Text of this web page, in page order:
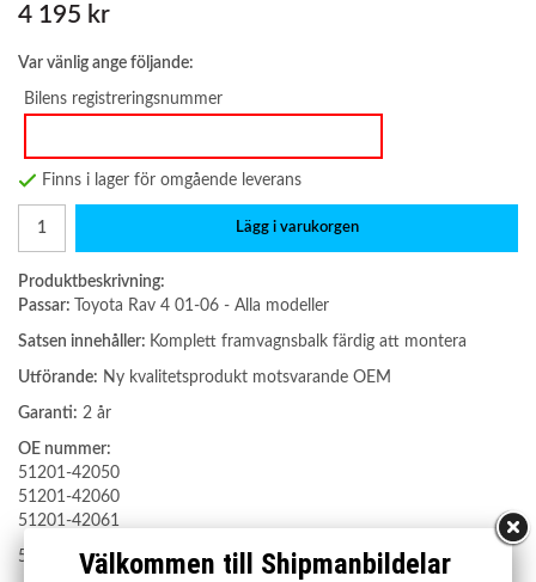
4 195 kr
Var vänlig ange följande:
Bilens registreringsnummer
Finns i lager för omgående leverans
Lägg i varukorgen
Produktbeskrivning:
Passar:
Toyota Rav 4 01-06 - Alla modeller
Satsen innehåller: Komplett framvagnsbalk färdig att montera
Utförande: Ny kvalitetsprodukt motsvarande OEM
Garanti: 2 år
OE nummer:
51201-42050
51201-42060
51201-42061
5120142050Välkommen till Shipmanbildelar